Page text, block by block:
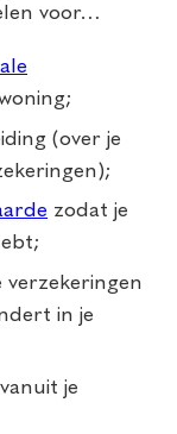
voor…
(over je
zodat je
verzekeringen
in je
je